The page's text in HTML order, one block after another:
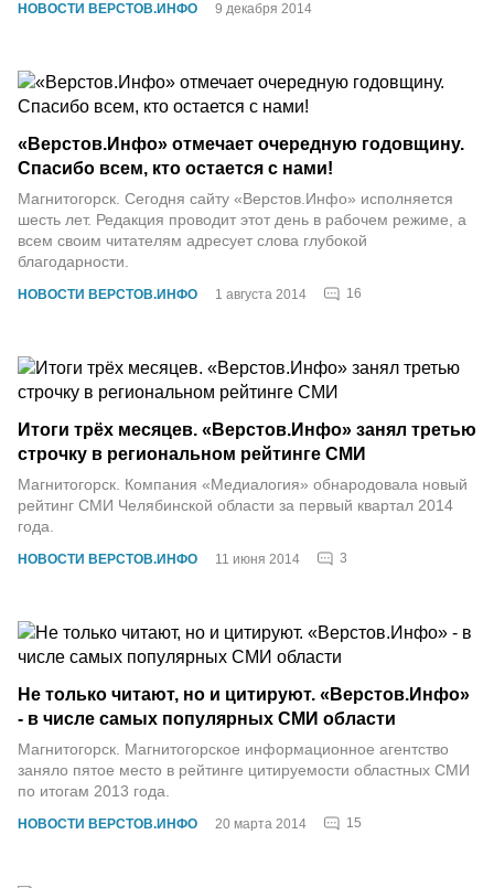
НОВОСТИ ВЕРСТОВ.ИНФО 9 декабря 2014
НОВОСТИ ВЕРСТОВ.ИНФО 1 августа 2014 16
«Верстов.Инфо» отмечает очередную годовщину.
Спасибо всем, кто остается с нами!
Магнитогорск. Сегодня сайту «Верстов.Инфо» исполняется
шесть лет. Редакция проводит этот день в рабочем режиме, а
всем своим читателям адресует слова глубокой
благодарности.
НОВОСТИ ВЕРСТОВ.ИНФО 11 июня 2014 3
Итоги трёх месяцев. «Верстов.Инфо» занял третью
строчку в региональном рейтинге СМИ
Магнитогорск. Компания «Медиалогия» обнародовала новый
рейтинг СМИ Челябинской области за первый квартал 2014
года.
НОВОСТИ ВЕРСТОВ.ИНФО 20 марта 2014 15
Не только читают, но и цитируют. «Верстов.Инфо»
- в числе самых популярных СМИ области
Магнитогорск. Магнитогорское информационное агентство
заняло пятое место в рейтинге цитируемости областных СМИ
по итогам 2013 года.